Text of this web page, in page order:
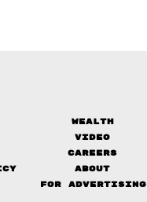
Wealth
Video
Careers
About
FOR ADVERTISING